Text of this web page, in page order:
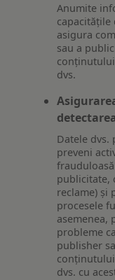
Anumite
asigura
sau a
dvs.
Datele
preveni
publicitate,
reclame) și
procesele
asemenea,
probleme
publisher
dvs. cu